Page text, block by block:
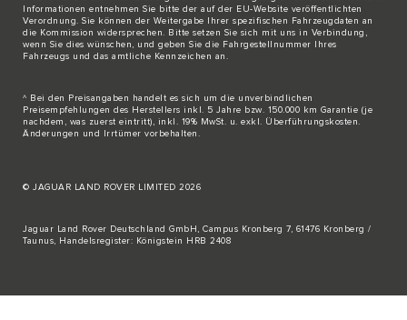
Informationen entnehmen Sie bitte der auf der EU-Website veröffentlichten
Verordnung. Sie können der Weitergabe Ihrer spezifischen Fahrzeugdaten an
die Kommission widersprechen. Bitte setzen Sie sich mit uns in Verbindung
wenn Sie dies wünschen, und geben Sie die Fahrgestellnummer Ihres
Fahrzeugs und das amtliche Kennzeichen an.
^ Bei den Preisangaben handelt es sich um die unverbindlichen
Preisempfehlungen des Herstellers inkl. 5 Jahre bzw. 150.000 km Garantie (je
nachdem, was zuerst eintritt), inkl. 19% MwSt. u. exkl. Überführungskosten.
Änderungen und Irrtümer vorbehalten.
© JAGUAR LAND ROVER LIMITED 2026
Jaguar Land Rover Deutschland GmbH, Campus Kronberg 7, 61476 Kronberg /
Taunus, Handelsregister: Königstein HRB 2408